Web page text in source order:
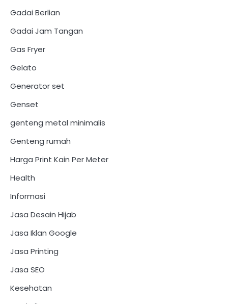
Gadai Berlian
Gadai Jam Tangan
Gas Fryer
Gelato
Generator set
Genset
genteng metal minimalis
Genteng rumah
Harga Print Kain Per Meter
Health
Informasi
Jasa Desain Hijab
Jasa Iklan Google
Jasa Printing
Jasa SEO
Kesehatan